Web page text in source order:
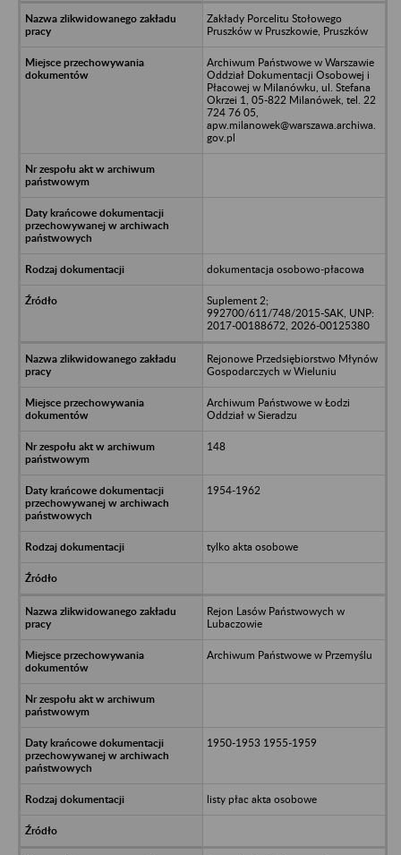
Zakłady Porcelitu Stołowego
Pruszków w Pruszkowie, Pruszków
Archiwum Państwowe w Warszawie
Oddział Dokumentacji Osobowej i
Płacowej w Milanówku, ul. Stefana
Okrzei 1, 05-822 Milanówek, tel. 22
724 76 05,
apw.milanowek@warszawa.archiwa.
gov.pl
dokumentacja osobowo-płacowa
Suplement 2;
992700/611/748/2015-SAK, UNP:
2017-00188672, 2026-00125380
Rejonowe Przedsiębiorstwo Młynów
Gospodarczych w Wieluniu
Archiwum Państwowe w Łodzi
Oddział w Sieradzu
148
1954-1962
tylko akta osobowe
Rejon Lasów Państwowych w
Lubaczowie
Archiwum Państwowe w Przemyślu
1950-1953 1955-1959
listy płac akta osobowe